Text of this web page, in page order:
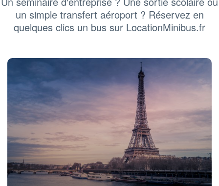
un simple transfert aéroport ? Réservez en
quelques clics un bus sur LocationMinibus.fr